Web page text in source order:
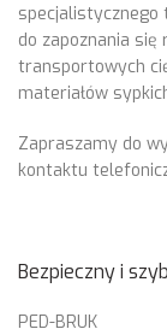
specjalistycznego
do zapoznania się
transportowych
materiałów
Zapraszamy do
kontaktu
Bezpieczny i
PED-BRUK